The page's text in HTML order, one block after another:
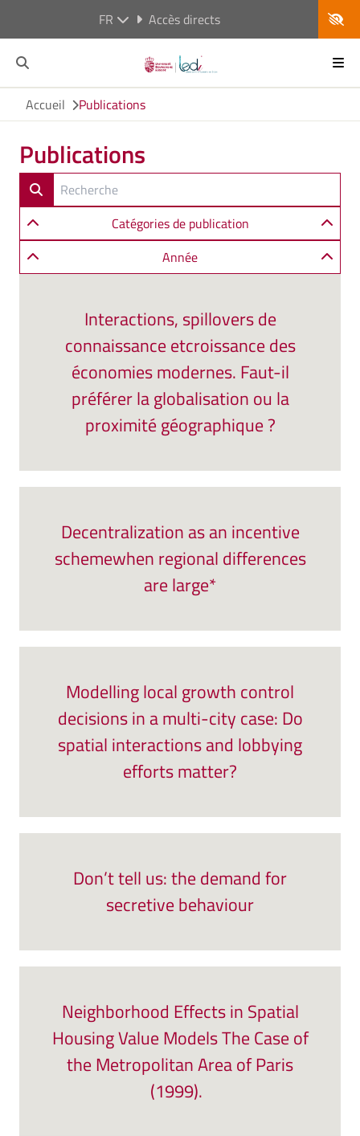
FR Accès directs
Accueil Publications
Publications
Catégories de publication
Année
Interactions, spillovers de
connaissance etcroissance des
économies modernes. Faut-il
préférer la globalisation ou la
proximité géographique ?
Decentralization as an incentive
schemewhen regional differences
are large*
Modelling local growth control
decisions in a multi-city case: Do
spatial interactions and lobbying
efforts matter?
Don’t tell us: the demand for
secretive behaviour
Neighborhood Effects in Spatial
Housing Value Models The Case of
the Metropolitan Area of Paris
(1999).